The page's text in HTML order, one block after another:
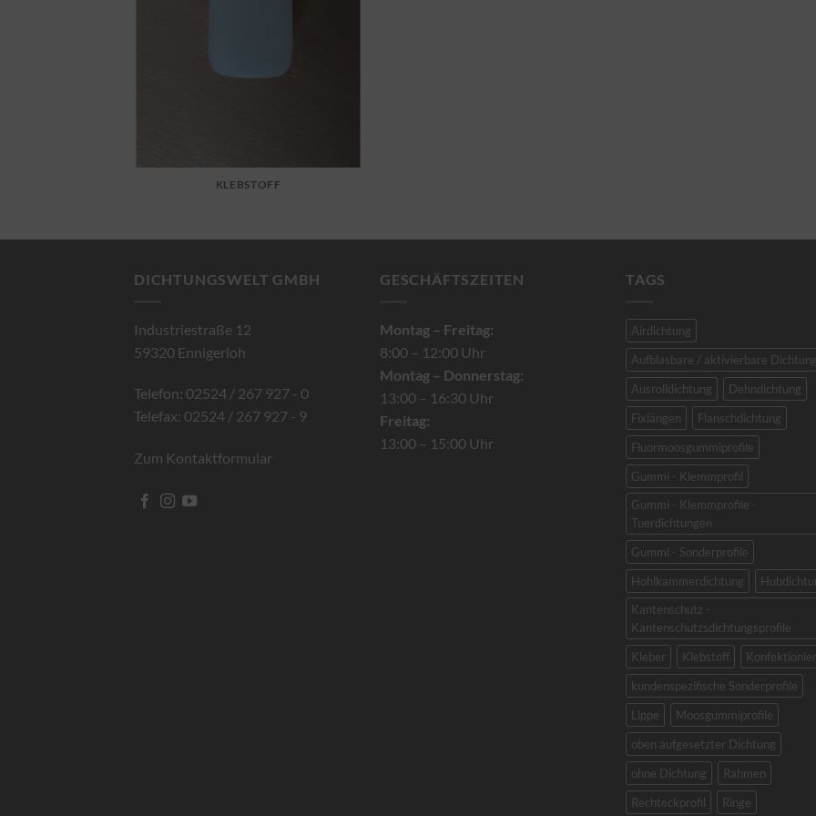
KLEBSTOFF
DICHTUNGSWELT GMBH
Industriestraße 12
59320 Ennigerloh
Telefon: 02524 / 267 927 - 0
Telefax: 02524 / 267 927 - 9
Zum Kontaktformular
GESCHÄFTSZEITEN
Montag – Freitag:
8:00 – 12:00 Uhr
Montag – Donnerstag:
13:00 – 16:30 Uhr
Freitag:
13:00 – 15:00 Uhr
TAGS
Airdichtung
Aufblasbare / aktivierbare
Ausrolldichtung
Dehndichtung
Fixlängen
Flanschdichtung
Fluormoosgummiprofile
Gummi - Klemmprofil
Gummi - Klemmprofile -
Tuerdichtungen
Gummi - Sonderprofile
Hohlkammerdichtung
Kantenschutz -
Kantenschutzsdichtungsprofile
Kleber
Klebstoff
kundenspezifische Sonderprofile
Lippe
Moosgummiprofile
oben aufgesetzter Dichtung
ohne Dichtung
Rahmen
Rechteckprofil
Ringe